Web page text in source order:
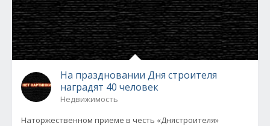
На праздновании Дня строителя
наградят 40 человек
Недвижимость
Наторжественном приеме в честь «Днястроителя»